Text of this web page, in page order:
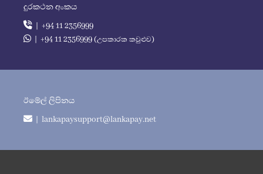
දුරකථන අංකය
| +94 11 2356999
| +94 11 2356999 (උපකාරක කවුළුව)
ඊමේල් ලිපිනය
| lankapaysupport@lankapay.net